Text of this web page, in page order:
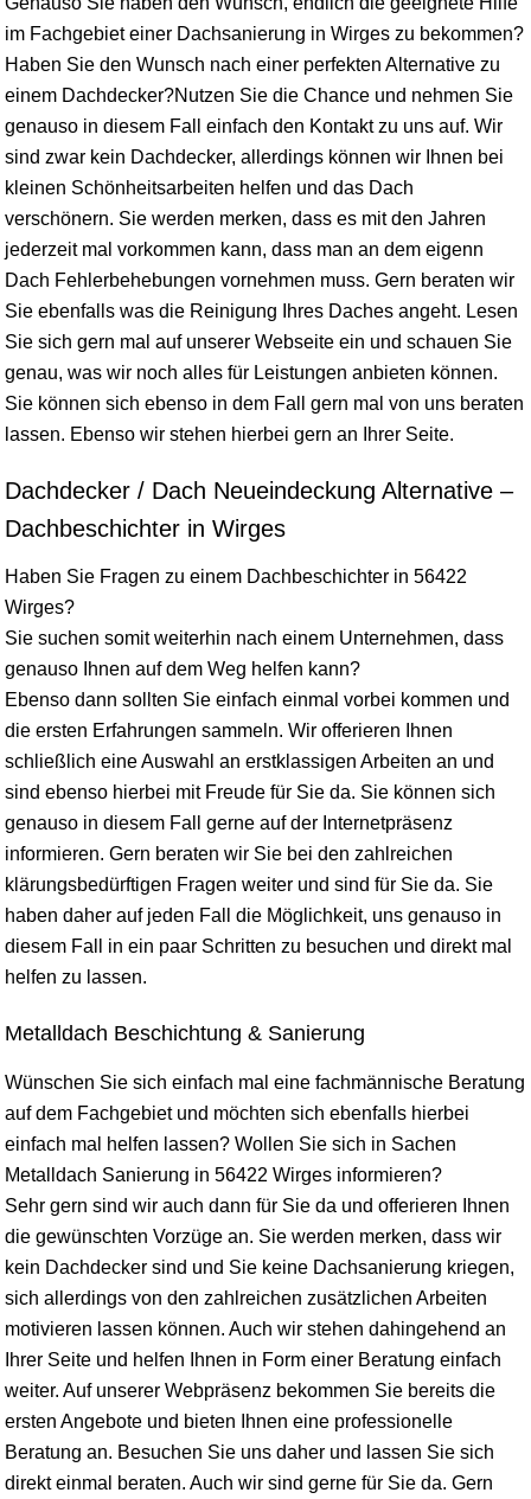
im Fachgebiet einer Dachsanierung in Wirges zu bekommen?
Haben Sie den Wunsch nach einer perfekten Alternative zu
einem Dachdecker?Nutzen Sie die Chance und nehmen Sie
genauso in diesem Fall einfach den Kontakt zu uns auf. Wir
sind zwar kein Dachdecker, allerdings können wir Ihnen bei
kleinen Schönheitsarbeiten helfen und das Dach
verschönern. Sie werden merken, dass es mit den Jahren
jederzeit mal vorkommen kann, dass man an dem eigenn
Dach Fehlerbehebungen vornehmen muss. Gern beraten wir
Sie ebenfalls was die Reinigung Ihres Daches angeht. Lesen
Sie sich gern mal auf unserer Webseite ein und schauen Sie
genau, was wir noch alles für Leistungen anbieten können.
Sie können sich ebenso in dem Fall gern mal von uns beraten
lassen. Ebenso wir stehen hierbei gern an Ihrer Seite.
Dachdecker / Dach Neueindeckung Alternative –
Dachbeschichter in Wirges
Haben Sie Fragen zu einem Dachbeschichter in 56422
Wirges?
Sie suchen somit weiterhin nach einem Unternehmen, dass
genauso Ihnen auf dem Weg helfen kann?
Ebenso dann sollten Sie einfach einmal vorbei kommen und
die ersten Erfahrungen sammeln. Wir offerieren Ihnen
schließlich eine Auswahl an erstklassigen Arbeiten an und
sind ebenso hierbei mit Freude für Sie da. Sie können sich
genauso in diesem Fall gerne auf der Internetpräsenz
informieren. Gern beraten wir Sie bei den zahlreichen
klärungsbedürftigen Fragen weiter und sind für Sie da. Sie
haben daher auf jeden Fall die Möglichkeit, uns genauso in
diesem Fall in ein paar Schritten zu besuchen und direkt mal
helfen zu lassen.
Metalldach Beschichtung & Sanierung
Wünschen Sie sich einfach mal eine fachmännische Beratung
auf dem Fachgebiet und möchten sich ebenfalls hierbei
einfach mal helfen lassen? Wollen Sie sich in Sachen
Metalldach Sanierung in 56422 Wirges informieren?
Sehr gern sind wir auch dann für Sie da und offerieren Ihnen
die gewünschten Vorzüge an. Sie werden merken, dass wir
kein Dachdecker sind und Sie keine Dachsanierung kriegen,
sich allerdings von den zahlreichen zusätzlichen Arbeiten
motivieren lassen können. Auch wir stehen dahingehend an
Ihrer Seite und helfen Ihnen in Form einer Beratung einfach
weiter. Auf unserer Webpräsenz bekommen Sie bereits die
ersten Angebote und bieten Ihnen eine professionelle
Beratung an. Besuchen Sie uns daher und lassen Sie sich
direkt einmal beraten. Auch wir sind gerne für Sie da. Gern